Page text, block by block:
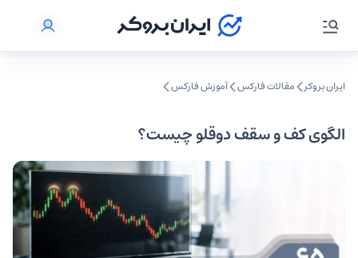
ایران بروکر مقالات فارکس آموزش فارکس
الگوی کف و سقف دوقلو چیست؟